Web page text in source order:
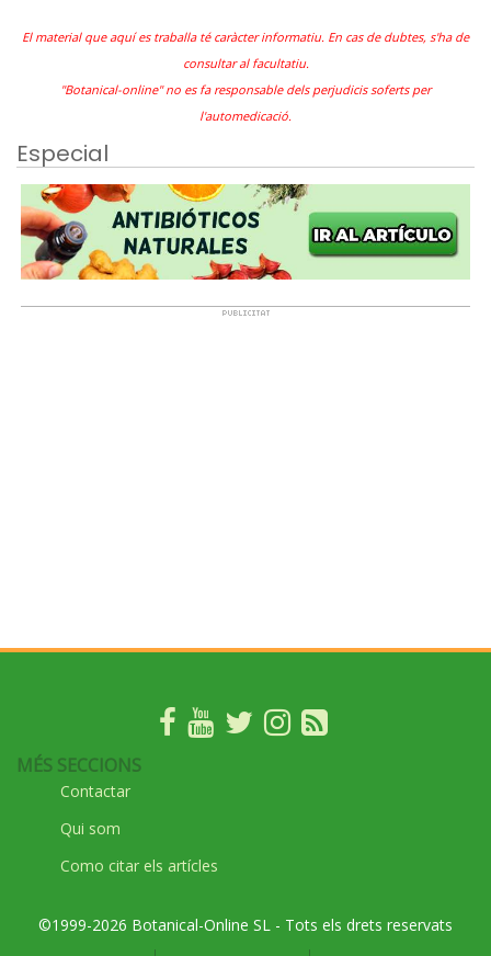
El material que aquí es traballa té caràcter informatiu. En cas de dubtes, s'ha de
consultar al facultatiu.
"Botanical-online" no es fa responsable dels perjudicis soferts per
l'automedicació.
Especial
MÉS SECCIONS
Contactar
Qui som
Como citar els artícles
©1999-2026 Botanical-Online SL - Tots els drets reservats